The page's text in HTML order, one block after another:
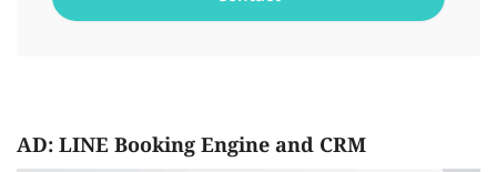
AD: LINE Booking Engine and CRM